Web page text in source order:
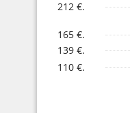
212 €.
165 €.
139 €.
110 €.